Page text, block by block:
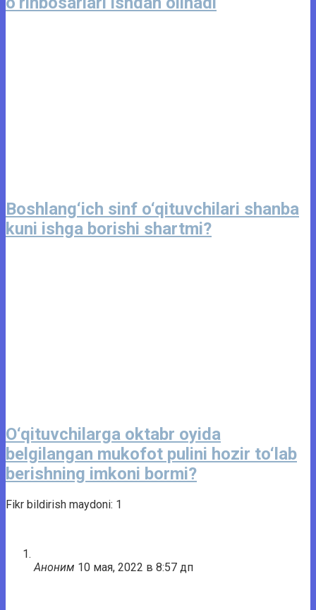
Boshlang‘ich sinf o‘qituvchilari shanba
kuni ishga borishi shartmi?
O‘qituvchilarga oktabr oyida
belgilangan mukofot pulini hozir to‘lab
berishning imkoni bormi?
Fikr bildirish maydoni: 1
Аноним 10 мая, 2022 в 8:57 дп